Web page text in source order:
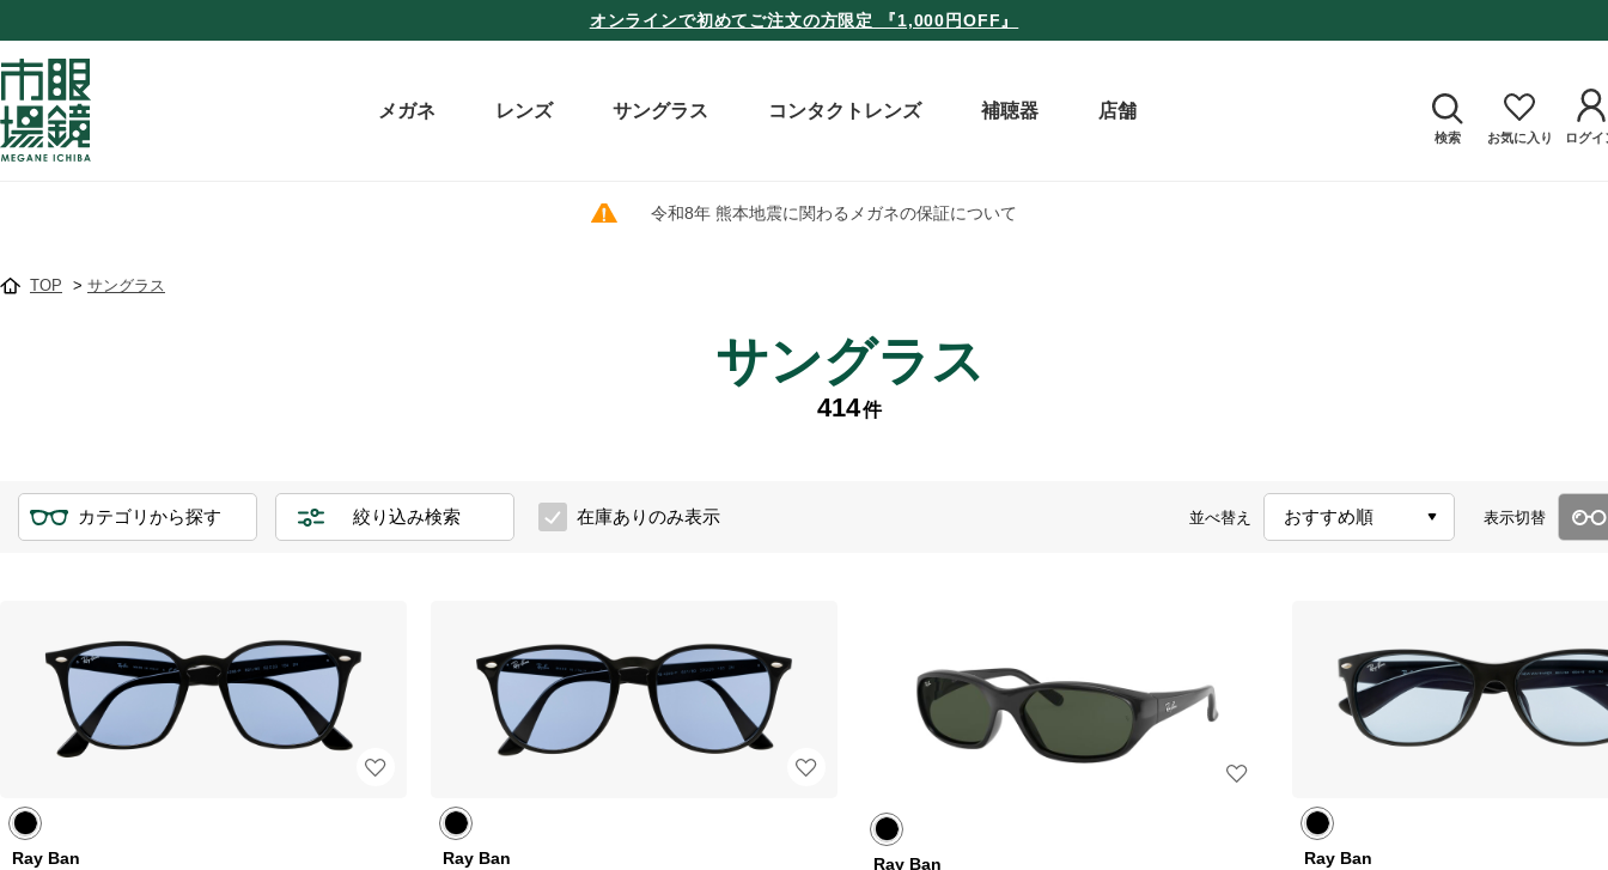
オンラインで初めてご注文の方限定 『1,000円OFF』
メガネ レンズ サングラス コンタクトレンズ 補聴器 店舗
検索 お気に入り ログイ
令和8年 熊本地震に関わるメガネの保証について
TOP > サングラス
サングラス
414件
カテゴリから探す 絞り込み検索 在庫ありのみ表示 並べ替え 表示切替
Ray Ban Ray Ban Ray Ban Ray Ban